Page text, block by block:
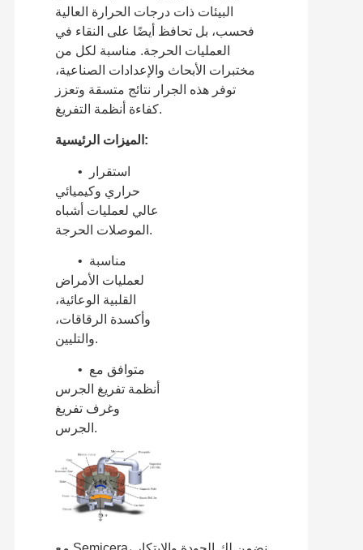
البيئات ذات درجات الحرارة العالية
فحسب، بل تحافظ أيضًا على النقاء في
العمليات الحرجة. مناسبة لكل من
مختبرات الأبحاث والإعدادات الصناعية،
توفر هذه الجرار نتائج متسقة وتعزز
كفاءة أنظمة التفريغ.
الميزات الرئيسية:
• استقرار
حراري وكيميائي
عالي لعمليات أشباه
الموصلات الحرجة.
• مناسبة
لعمليات الأمراض
القلبية الوعائية،
وأكسدة الرقاقات،
والتليين.
• متوافق مع
أنظمة تفريغ الجرس
وغرف تفريغ
الجرس.